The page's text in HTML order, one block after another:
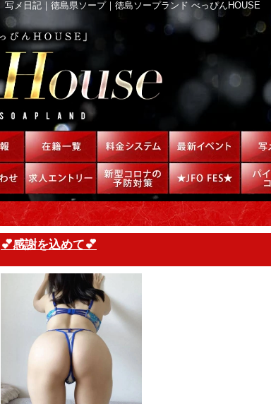
写メ日記｜徳島県ソープ｜徳島ソープランド べっぴんHOUSE
💕感謝を込めて💕